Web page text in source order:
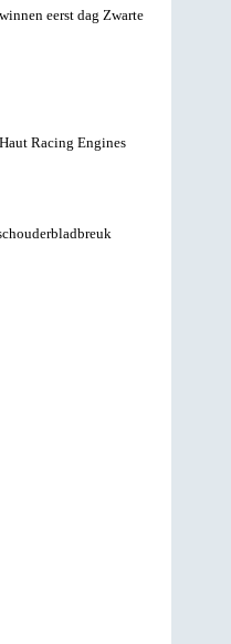
eerst dag Zwarte
Racing Engines